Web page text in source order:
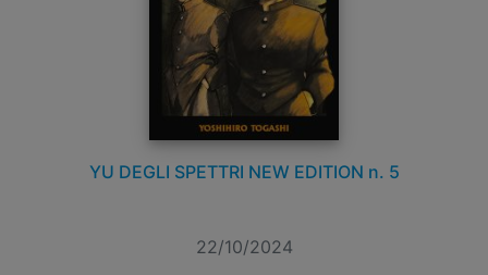
YU DEGLI SPETTRI NEW EDITION n. 5
22/10/2024